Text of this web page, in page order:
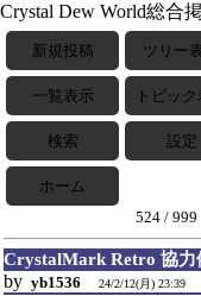
Crystal Dew World総合
新規投稿 ツリー
一覧表示 トピッ
検索 設定
ホーム
524 / 999
CrystalMark Retro 協力
by yb1536 24/2/12(月) 23:39